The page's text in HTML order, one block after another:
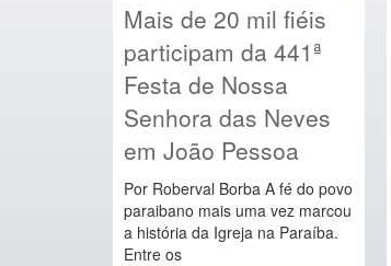
Mais de 20 mil fiéis
participam da 441ª
Festa de Nossa
Senhora das Neves
em João Pessoa
Por Roberval Borba A fé do povo
paraibano mais uma vez marcou
a história da Igreja na Paraíba.
Entre os